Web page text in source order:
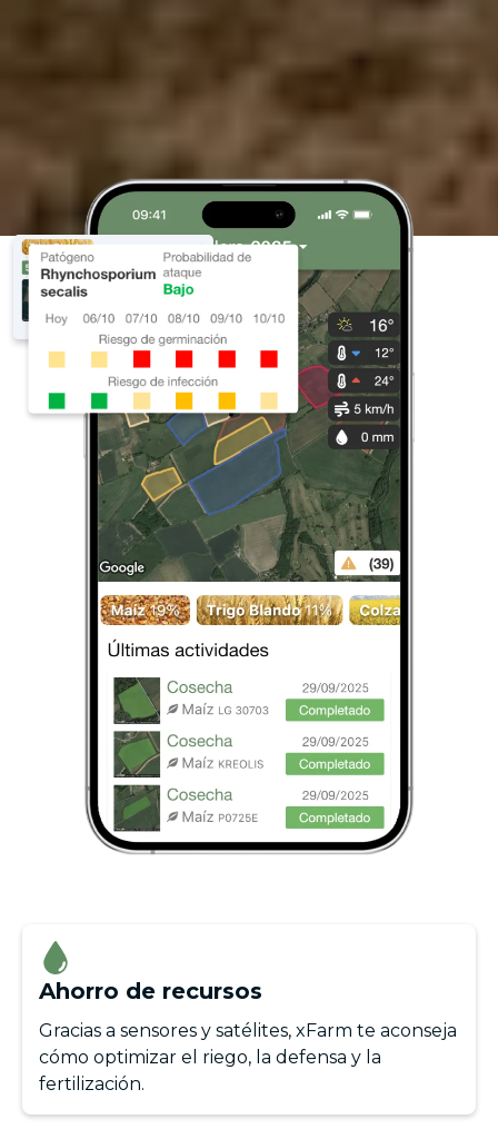
Ahorro de recursos
Gracias a sensores y satélites, xFarm te aconseja
cómo optimizar el riego, la defensa y la
fertilización.